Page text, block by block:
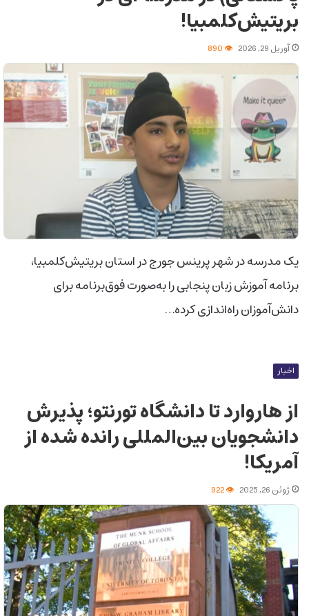
بریتیش‌کلمبیا!
آوریل 29, 2026
یک مدرسه در شهر پرینس جورج در استان بریتیش‌کلمبیا،
برنامه آموزش زبان پنجابی را به‌صورت فوق‌برنامه برای
دانش‌آموزان راه‌اندازی کرده…
اخبار
از هاروارد تا دانشگاه تورنتو؛ پذیرش
دانشجویان بین‌المللی رانده شده از
آمریکا!
ژوئن 26, 2025